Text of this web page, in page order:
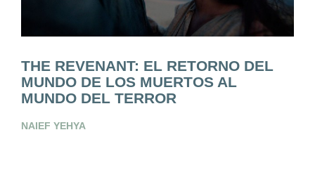
THE REVENANT: EL RETORNO DEL
MUNDO DE LOS MUERTOS AL
MUNDO DEL TERROR
NAIEF YEHYA